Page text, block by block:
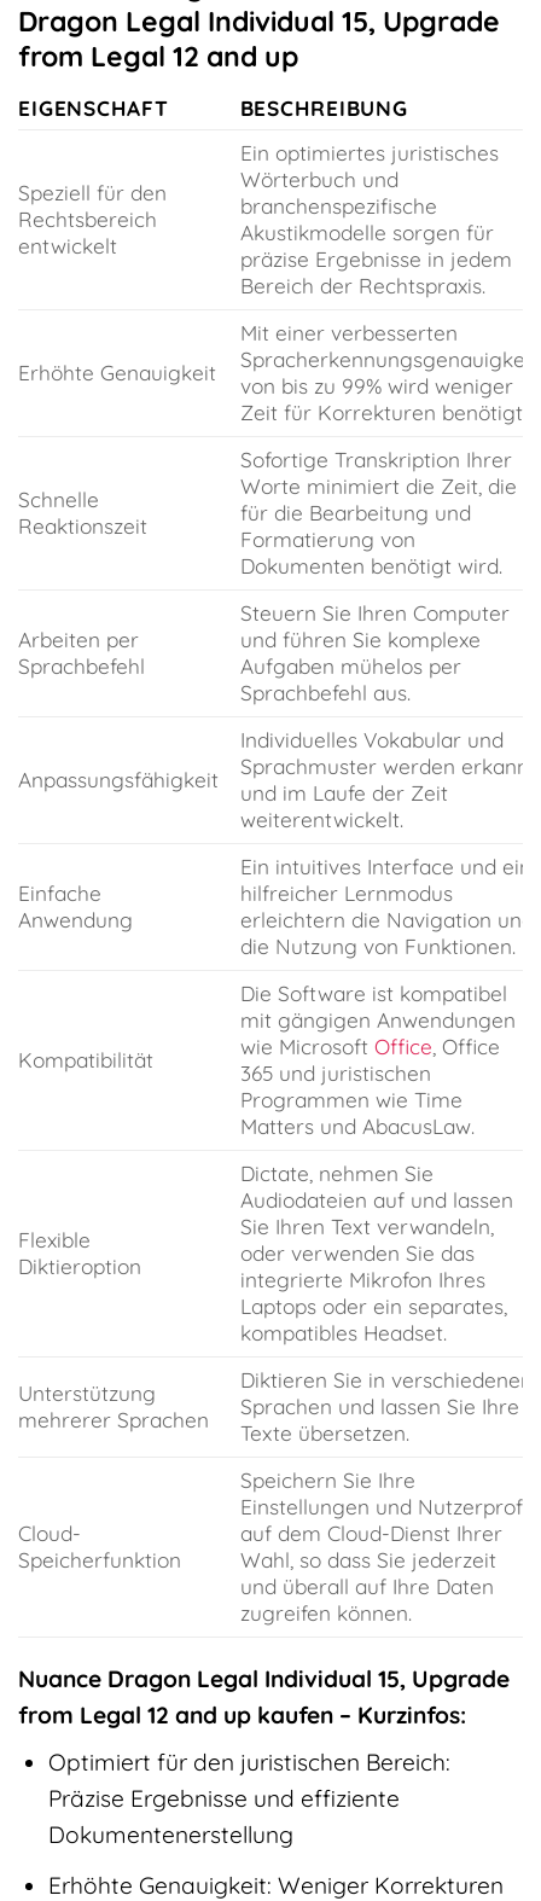
Dragon Legal Individual 15, Upgrade
from Legal 12 and up
EIGENSCHAFT BESCHREIBUNG
Speziell für den
Rechtsbereich
entwickelt
Ein optimiertes juristisches
Wörterbuch und
branchenspezifische
Akustikmodelle sorgen für
präzise Ergebnisse in jedem
Bereich der Rechtspraxis.
Erhöhte Genauigkeit
Mit einer verbesserten
Spracherkennungsgenauigkeit
von bis zu 99% wird weniger
Zeit für Korrekturen benötigt.
Schnelle
Reaktionszeit
Sofortige Transkription Ihrer
Worte minimiert die Zeit, die
für die Bearbeitung und
Formatierung von
Dokumenten benötigt wird.
Arbeiten per
Sprachbefehl
Steuern Sie Ihren Computer
und führen Sie komplexe
Aufgaben mühelos per
Sprachbefehl aus.
Anpassungsfähigkeit
Individuelles Vokabular und
Sprachmuster werden erkannt
und im Laufe der Zeit
weiterentwickelt.
Einfache
Anwendung
Ein intuitives Interface und ein
hilfreicher Lernmodus
erleichtern die Navigation und
die Nutzung von Funktionen.
Kompatibilität
Die Software ist kompatibel
mit gängigen Anwendungen
wie Microsoft Office , Office
365 und juristischen
Programmen wie Time
Matters und AbacusLaw.
Flexible
Diktieroption
Dictate, nehmen Sie
Audiodateien auf und lassen
Sie Ihren Text verwandeln,
oder verwenden Sie das
integrierte Mikrofon Ihres
Laptops oder ein separates,
kompatibles Headset.
Unterstützung
mehrerer Sprachen
Diktieren Sie in verschiedenen
Sprachen und lassen Sie Ihre
Texte übersetzen.
Cloud-
Speicherfunktion
Speichern Sie Ihre
Einstellungen und Nutzerprofil
auf dem Cloud-Dienst Ihrer
Wahl, so dass Sie jederzeit
und überall auf Ihre Daten
zugreifen können.
Nuance Dragon Legal Individual 15, Upgrade
from Legal 12 and up kaufen – Kurzinfos:
Optimiert für den juristischen Bereich:
Präzise Ergebnisse und effiziente
Dokumentenerstellung
Erhöhte Genauigkeit: Weniger Korrekturen